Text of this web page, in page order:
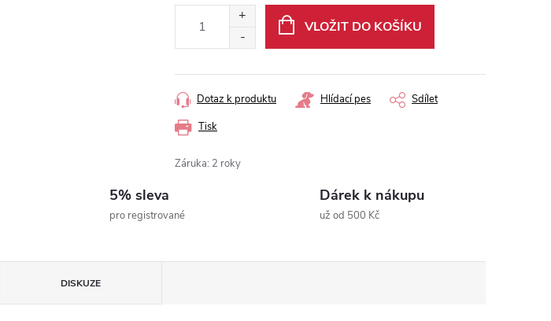
VLOŽIT DO KOŠÍKU
Tisk
Dotaz k produktu Hlídací pes Sdílet
Záruka: 2 roky
5% sleva
pro registrované
Dárek k nákupu
už od 500 Kč
DISKUZE